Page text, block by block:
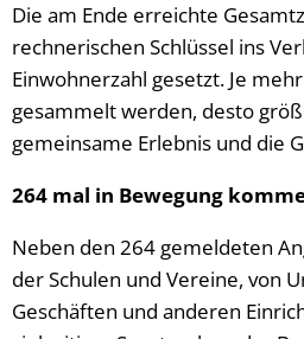
Die am Ende erreichte
rechnerischen Schlüssel ins
Einwohnerzahl gesetzt. Je
gesammelt werden, desto
gemeinsame Erlebnis und die
264 mal in Bewegung
Neben den 264 gemeldeten
der Schulen und Vereine, von
Geschäften und anderen